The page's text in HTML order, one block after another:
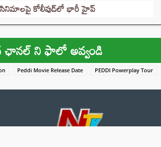
సినిమాలపై కోలీవుడ్‌లో భారీ హైప్
ని ఫాలో అవ్వండి
Peddi Movie Release Date
PEDDI Powerplay Tour